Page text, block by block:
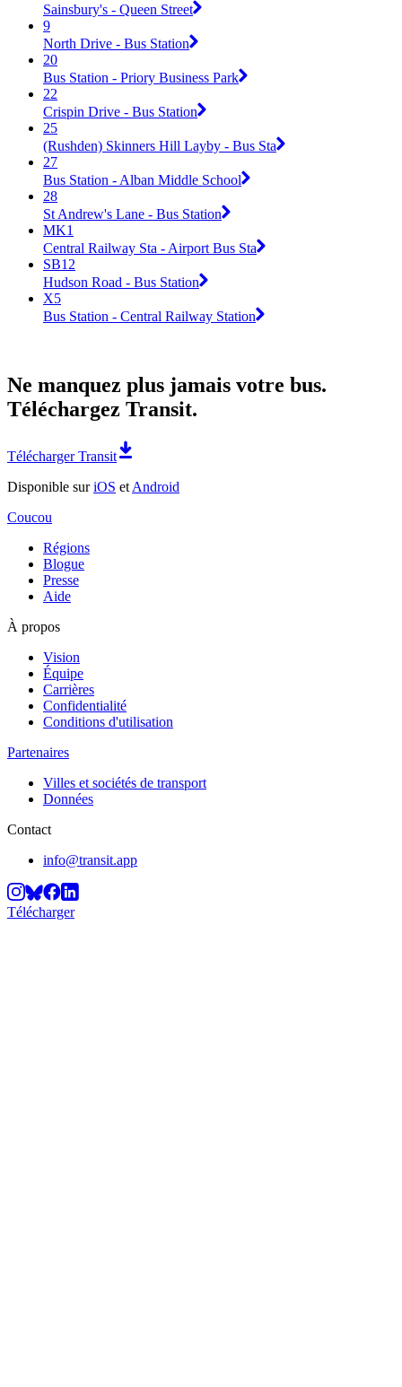
Sainsbury's - Queen Street
9
North Drive - Bus Station
20
Bus Station - Priory Business Park
22
Crispin Drive - Bus Station
25
(Rushden) Skinners Hill Layby - Bus Sta
27
Bus Station - Alban Middle School
28
St Andrew's Lane - Bus Station
MK1
Central Railway Sta - Airport Bus Sta
SB12
Hudson Road - Bus Station
X5
Bus Station - Central Railway Station
Ne manquez plus jamais votre bus.
Téléchargez Transit.
Télécharger Transit
Disponible suriOS et Android
Coucou
Régions
Blogue
Presse
Aide
À propos
Vision
Équipe
Carrières
Confidentialité
Conditions d'utilisation
Partenaires
Villes et sociétés de transport
Données
Contact
info@transit.app
Télécharger